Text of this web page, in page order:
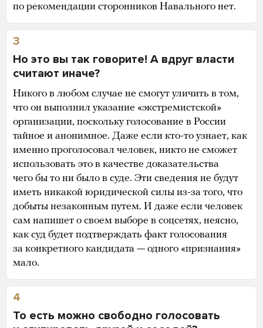
по рекомендации сторонников Навального нет.
3
Но это вы так говорите! А вдруг власти
считают иначе?
Никого в любом случае не смогут уличить в том,
что он выполнил указание «экстремистской»
организации, поскольку голосование в России
тайное и анонимное. Даже если кто-то узнает, как
именно проголосовал человек, никто не сможет
использовать это в качестве доказательства
чего бы то ни было в суде. Эти сведения не будут
иметь никакой юридической силы из-за того, что
добыты незаконным путем. И даже если человек
сам напишет о своем выборе в соцсетях, неясно,
как суд будет подтверждать факт голосования
за конкретного кандидата — одного «признания»
мало.
4
То есть можно свободно голосовать